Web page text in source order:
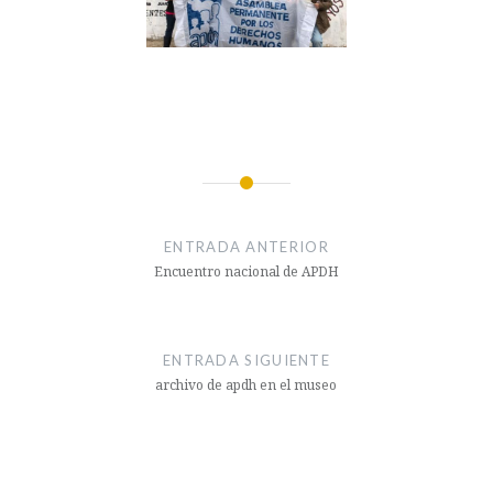
ENTRADA ANTERIOR
Encuentro nacional de APDH
ENTRADA SIGUIENTE
archivo de apdh en el museo